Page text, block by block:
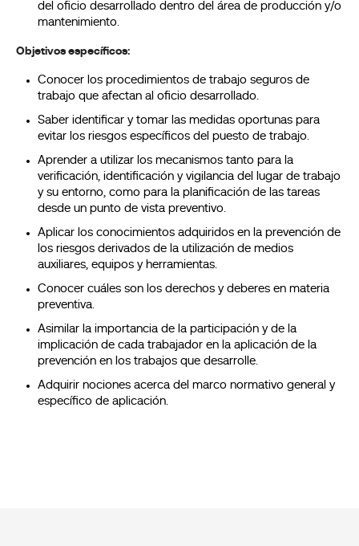
del oficio desarrollado dentro del área de producción y/o
mantenimiento.
Objetivos específicos:
Conocer los procedimientos de trabajo seguros de
trabajo que afectan al oficio desarrollado.
Saber identificar y tomar las medidas oportunas para
evitar los riesgos específicos del puesto de trabajo.
Aprender a utilizar los mecanismos tanto para la
verificación, identificación y vigilancia del lugar de trabajo
y su entorno, como para la planificación de las tareas
desde un punto de vista preventivo.
Aplicar los conocimientos adquiridos en la prevención de
los riesgos derivados de la utilización de medios
auxiliares, equipos y herramientas.
Conocer cuáles son los derechos y deberes en materia
preventiva.
Asimilar la importancia de la participación y de la
implicación de cada trabajador en la aplicación de la
prevención en los trabajos que desarrolle.
Adquirir nociones acerca del marco normativo general y
específico de aplicación.